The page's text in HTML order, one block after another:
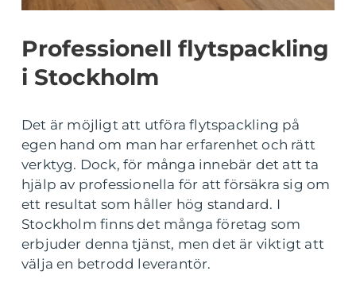
Professionell flytspackling
i Stockholm
Det är möjligt att utföra flytspackling på
egen hand om man har erfarenhet och rätt
verktyg. Dock, för många innebär det att ta
hjälp av professionella för att försäkra sig om
ett resultat som håller hög standard. I
Stockholm finns det många företag som
erbjuder denna tjänst, men det är viktigt att
välja en betrodd leverantör.